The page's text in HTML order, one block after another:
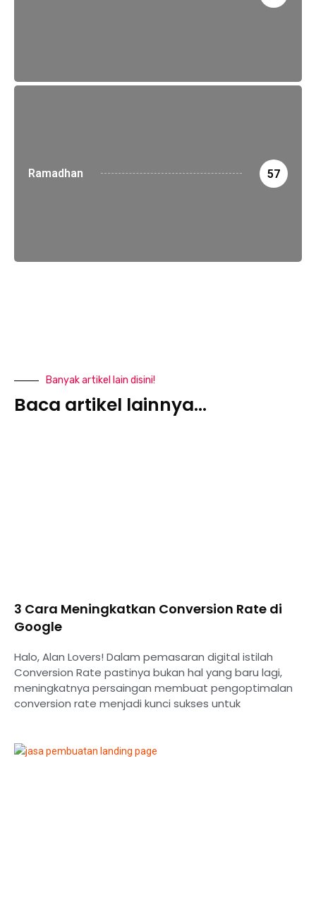
Ramadhan 57
Banyak artikel lain disini!
Baca artikel lainnya...
3 Cara Meningkatkan Conversion Rate di
Google
Halo, Alan Lovers! Dalam pemasaran digital istilah
Conversion Rate pastinya bukan hal yang baru lagi,
meningkatnya persaingan membuat pengoptimalan
conversion rate menjadi kunci sukses untuk